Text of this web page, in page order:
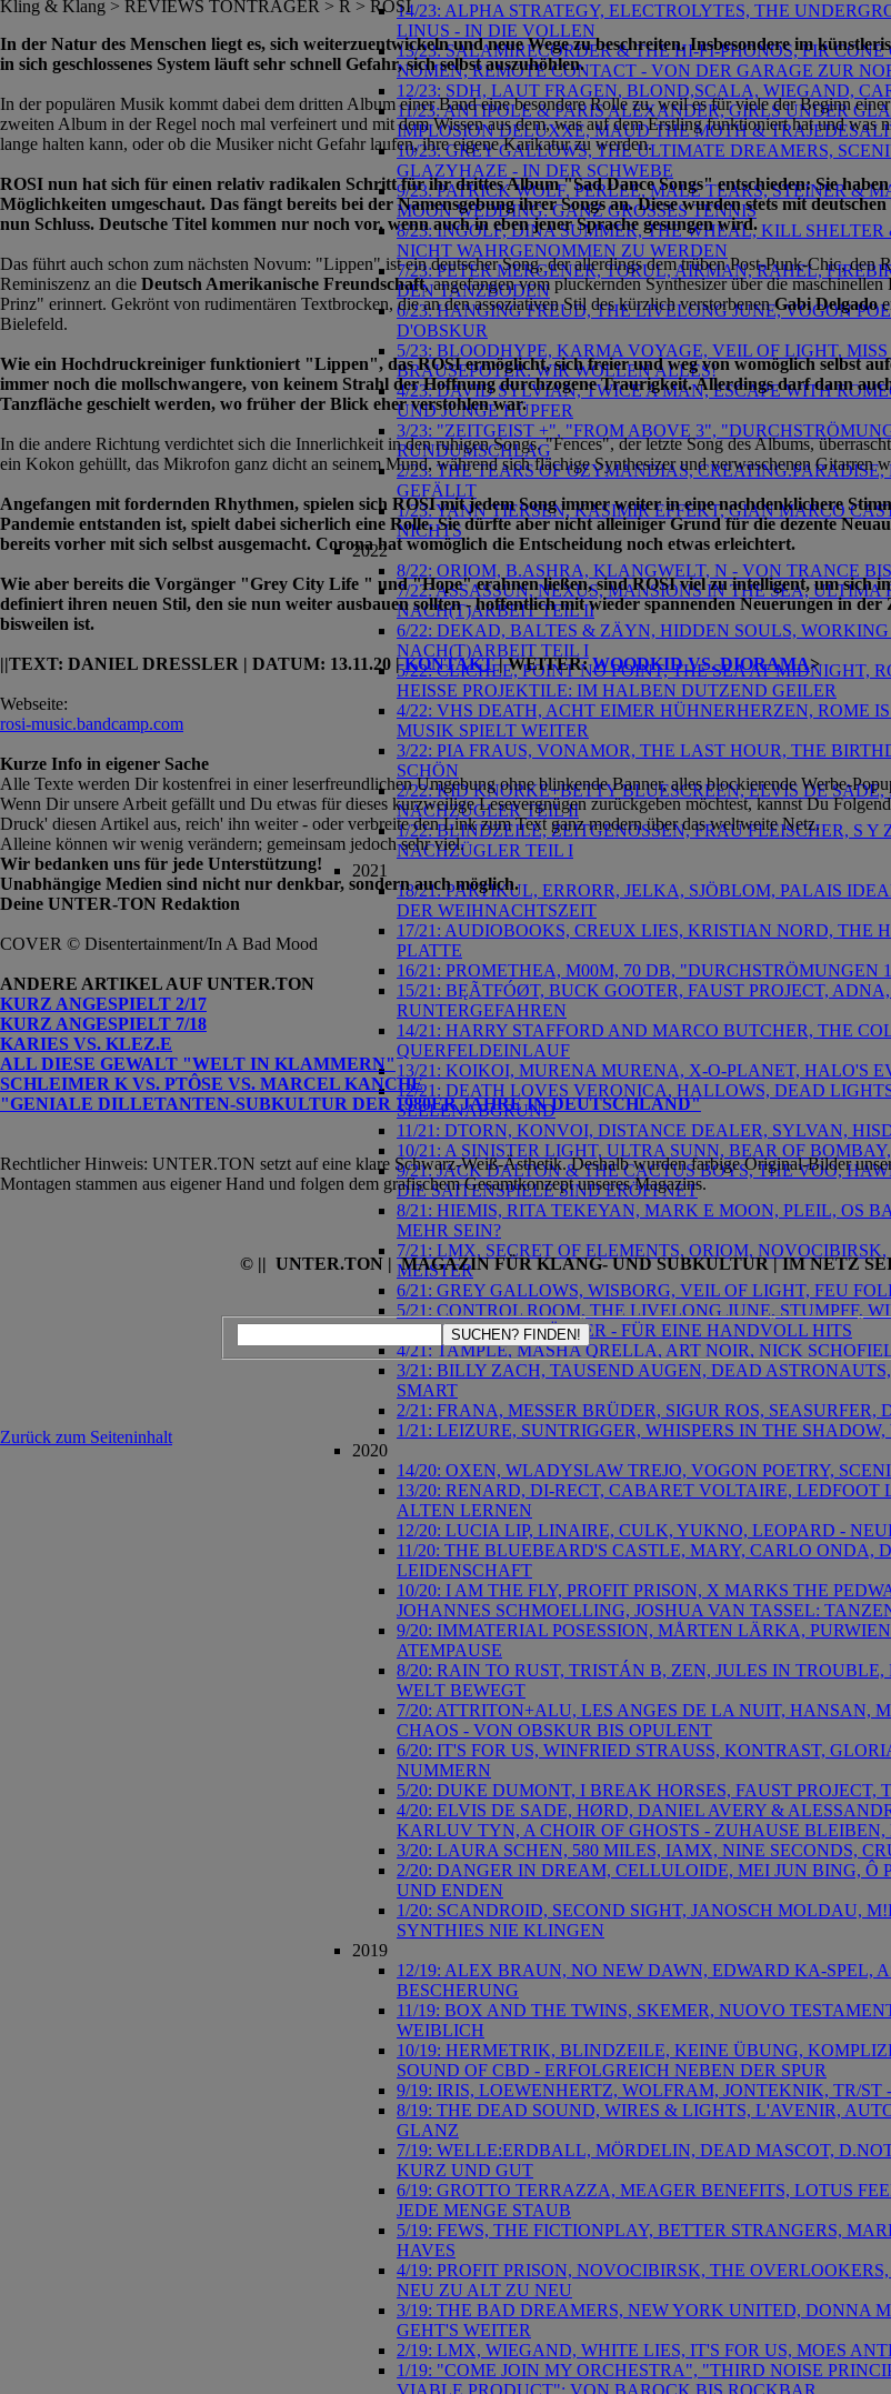
14/23: ALPHA STRATEGY, ELECTROLYTES, THE
LINUS - IN DIE VOLLEN
13/23: SALAMIRECORDER & THE HI-FI-PHONOS, FIR
NOMEN, REMOTE CONTACT - VON DER GARAGE ZUR
12/23: SDH, LAUT FRAGEN, BLOND,SCALA, WIEGAND,
11/23: ANTIPOLE & PARIS ALEXANDER, GIRLS UNDER
IMPLOSION DELUXXE, MAUD THE MOTH &
10/23: GREY GALLOWS, THE ULTIMATE DREAMERS,
GLAZYHAZE - IN DER SCHWEBE
9/23: PATRICK WOLF, PERLEE, MALE TEARS, STEINER &
MOON WEDDING: GANZ GROSSES TENNIS
8/23: INGOLF, DINA SUMMER, THE WHEAL, KILL
NICHT WAHRGENOMMEN ZU WERDEN
7/23: PETER MERGENER, TORUL, AIRMAN, RAHEL,
DEN TANZBODEN
6/23: HANGING FREUD, THE LIVELONG JUNE, VOGON
D'OBSKUR
5/23: BLOODHYPE, KARMA VOYAGE, VEIL OF LIGHT,
BRAUSEPÖTER: WIR WOLLEN ALLES!
4/23: DAVID SYLVIAN, TWICE A MAN, ESCAPE WITH
UND JUNGE HÜPFER
3/23: "ZEITGEIST +", "FROM ABOVE 3",
RUNDUMSCHLAG
2/23: THE TEARS OF OZYMANDIAS,
GEFÄLLT
1/23: YANN TIERSEN, KASIMIR EFFEKT, GIAN MARCO
NICHTS
2022
8/22: ORIOM, B.ASHRA, KLANGWELT, N - VON TRANCE
7/22: ASSASSUN, NEXUS, MANSIONS IN THE SEA,
NACH(T)ARBEIT TEIL II
6/22: DEKAD, BALTES & ZÄYN, HIDDEN SOULS,
NACH(T)ARBEIT TEIL I
5/22: CLICHEE, POINT NO POINT, THE SEA AT MIDNIGHT,
HEISSE PROJEKTILE: IM HALBEN DUTZEND GEILER
4/22: VHS DEATH, ACHT EIMER HÜHNERHERZEN, ROME
MUSIK SPIELT WEITER
3/22: PIA FRAUS, VONAMOR, THE LAST HOUR, THE
SCHÖN
2/22: KID KNORKE+BETTY BLUESCREEN, ELVIS DE
NACHZÜGLER TEIL II
1/22: BLINDZEILE, ZEITGENOSSEN, FRAU FLEISCHER, S
NACHZÜGLER TEIL I
2021
18/21: PARTIKUL, ERRORR, JELKA, SJÖBLOM, PALAIS
DER WEIHNACHTSZEIT
17/21: AUDIOBOOKS, CREUX LIES, KRISTIAN NORD, THE
PLATTE
16/21: PROMETHEA, M00M, 70 DB,
15/21: BĘÃTFÓØT, BUCK GOOTER, FAUST PROJECT,
RUNTERGEFAHREN
14/21: HARRY STAFFORD AND MARCO BUTCHER, THE
QUERFELDEINLAUF
13/21: KOIKOI, MURENA MURENA, X-O-PLANET, HALO'S
12/21: DEATH LOVES VERONICA, HALLOWS, DEAD
SEELENABGRUND
11/21: DTORN, KONVOI, DISTANCE DEALER, SYLVAN,
10/21: A SINISTER LIGHT, ULTRA SUNN, BEAR OF
9/21: JACK DALTON & THE CACTUS BOYS, THE VOO,
DIE SAITENSPIELE SIND ERÖFFNET
8/21: HIEMIS, RITA TEKEYAN, MARK E MOON, PLEIL, OS
MEHR SEIN?
7/21: LMX, SECRET OF ELEMENTS, ORIOM,
MEISTER
6/21: GREY GALLOWS, WISBORG, VEIL OF LIGHT, FEU
5/21: CONTROL ROOM, THE LIVELONG JUNE, STUMPFF,
SANDEN, JUNGSTÖTTER - FÜR EINE HANDVOLL HITS
4/21: TAMPLE, MASHA QRELLA, ART NOIR, NICK
3/21: BILLY ZACH, TAUSEND AUGEN, DEAD
SMART
2/21: FRANA, MESSER BRÜDER, SIGUR ROS,
1/21: LEIZURE, SUNTRIGGER, WHISPERS IN THE
2020
14/20: OXEN, WLADYSLAW TREJO, VOGON POETRY,
13/20: RENARD, DI-RECT, CABARET VOLTAIRE,
ALTEN LERNEN
12/20: LUCIA LIP, LINAIRE, CULK, YUKNO, LEOPARD -
11/20: THE BLUEBEARD'S CASTLE, MARY, CARLO ONDA,
LEIDENSCHAFT
10/20: I AM THE FLY, PROFIT PRISON, X MARKS THE
JOHANNES SCHMOELLING, JOSHUA VAN TASSEL:
9/20: IMMATERIAL POSESSION, MÅRTEN LÄRKA,
ATEMPAUSE
8/20: RAIN TO RUST, TRISTÁN B, ZEN, JULES IN
WELT BEWEGT
7/20: ATTRITON+ALU, LES ANGES DE LA NUIT, HANSAN,
CHAOS - VON OBSKUR BIS OPULENT
6/20: IT'S FOR US, WINFRIED STRAUSS, KONTRAST,
NUMMERN
5/20: DUKE DUMONT, I BREAK HORSES, FAUST
4/20: ELVIS DE SADE, HØRD, DANIEL AVERY &
KARLUV TYN, A CHOIR OF GHOSTS - ZUHAUSE
3/20: LAURA SCHEN, 580 MILES, IAMX, NINE SECONDS,
2/20: DANGER IN DREAM, CELLULOIDE, MEI JUN BING, Ô
UND ENDEN
1/20: SCANDROID, SECOND SIGHT, JANOSCH MOLDAU,
SYNTHIES NIE KLINGEN
2019
12/19: ALEX BRAUN, NO NEW DAWN, EDWARD KA-SPEL,
BESCHERUNG
11/19: BOX AND THE TWINS, SKEMER, NUOVO
WEIBLICH
10/19: HERMETRIK, BLINDZEILE, KEINE ÜBUNG,
SOUND OF CBD - ERFOLGREICH NEBEN DER SPUR
9/19: IRIS, LOEWENHERTZ, WOLFRAM, JONTEKNIK, TR/
8/19: THE DEAD SOUND, WIRES & LIGHTS, L'AVENIR,
GLANZ
7/19: WELLE:ERDBALL, MÖRDELIN, DEAD MASCOT,
KURZ UND GUT
6/19: GROTTO TERRAZZA, MEAGER BENEFITS, LOTUS
JEDE MENGE STAUB
5/19: FEWS, THE FICTIONPLAY, BETTER STRANGERS,
HAVES
4/19: PROFIT PRISON, NOVOCIBIRSK, THE
NEU ZU ALT ZU NEU
3/19: THE BAD DREAMERS, NEW YORK UNITED, DONNA
GEHT'S WEITER
2/19: LMX, WIEGAND, WHITE LIES, IT'S FOR US, MOES
1/19: "COME JOIN MY ORCHESTRA", "THIRD NOISE
VIABLE PRODUCT": VON BAROCK BIS ROCKBAR
Kling & Klang > REVIEWS TONTRÄGER > R > ROSI
In der Natur des Menschen liegt es, sich weiterzuentwickeln und neue Wege zu beschreiten. Insbesondere im
in sich geschlossenes System läuft sehr schnell Gefahr, sich selbst auszuhöhlen.
In der populären Musik kommt dabei dem dritten Album einer Band eine besondere Rolle zu, weil es für viele der Beginn
zweiten Album in der Regel noch mal verfeinert und mit dem Wissen aus dem, was auf dem Erstling funktioniert hat und
lange halten kann, oder ob die Musiker nicht Gefahr laufen, ihre eigene Karikatur zu werden.
ROSI nun hat sich für einen relativ radikalen Schritt für ihr drittes Album "Sad Dance Songs" entschieden: Sie
Möglichkeiten umgeschaut. Das fängt bereits bei der Namensgebung ihrer Songs an. Diese wurden stets mit
nun Schluss. Deutsche Titel kommen nur noch vor, wenn auch in eben jener Sprache gesungen wird.
Das führt auch schon zum nächsten Novum: "Lippen" ist ein deutscher Song, der allerdings dem trüben Post-Punk-Chic, den
Reminiszenz an die Deutsch Amerikanische Freundschaft, angefangen vom pluckernden Synthesizer über die
Prinz" erinnert. Gekrönt von rudimentären Textbrocken, die an den assoziativen Stil des kürzlich verstorbenenGabi Delgado
Bielefeld.
Wie ein Hochdruckreiniger funktioniert "Lippen", das ROSI ermöglicht, sich freier und weg von womöglich selbst
immer noch die mollschwangere, von keinem Strahl der Hoffnung durchzogene Traurigkeit. Allerdings darf dann
Tanzfläche geschielt werden, wo früher der Blick eher verstohlen war.
In die andere Richtung verdichtet sich die Innerlichkeit in den ruhigen Songs. "Fences", der letzte Song des Albums,
ein Kokon gehüllt, das Mikrofon ganz dicht an seinem Mund, während sich flächige Synthesizer und verwaschenen Gitarren
Angefangen mit fordernden Rhythmen, spielen sich ROSI mit jedem Song immer weiter in eine nachdenklichere
Pandemie entstanden ist, spielt dabei sicherlich eine Rolle. Sie dürfte aber nicht alleiniger Grund für die dezente
bereits vorher mit sich selbst ausgemacht. Corona hat womöglich die Entscheidung noch etwas erleichtert.
Wie aber bereits die Vorgänger "Grey City Life " und "Hope" erahnen ließen, sind ROSI viel zu intelligent, um sich
definiert ihren neuen Stil, den sie nun weiter ausbauen sollten - hoffentlich mit wieder spannenden Neuerungen in
bisweilen ist.
||TEXT: DANIEL DRESSLER | DATUM: 13.11.20 |KONTAKT| WEITER:WOODKID VS. DIORAMA>
Webseite:
rosi-music.bandcamp.com
Kurze Info in eigener Sache
Alle Texte werden Dir kostenfrei in einer leserfreundlichen Umgebung ohne blinkende Banner, alles blockierende Werbe-
Wenn Dir unsere Arbeit gefällt und Du etwas für dieses kurzweilige Lesevergnügen zurückgeben möchtest, kannst Du
Druck' diesen Artikel aus, reich' ihn weiter - oder verbreite den Link zum Text ganz modern über das weltweite Netz.
Alleine können wir wenig verändern; gemeinsam jedoch sehr viel.
Wir bedanken uns für jede Unterstützung!
Unabhängige Medien sind nicht nur denkbar, sondern auch möglich.
Deine UNTER-TON Redaktion
COVER © Disentertainment/In A Bad Mood
ANDERE ARTIKEL AUF UNTER.TON
KURZ ANGESPIELT 2/17
KURZ ANGESPIELT 7/18
KARIES VS. KLEZ.E
ALL DIESE GEWALT "WELT IN KLAMMERN"
SCHLEIMER K VS. PTÔSE VS. MARCEL KANCHE
"GENIALE DILLETANTEN-SUBKULTUR DER 1980ER JAHRE IN DEUTSCHLAND"
Rechtlicher Hinweis: UNTER.TON setzt auf eine klare Schwarz-Weiß-Ästhetik. Deshalb wurden farbige Original-Bilder
Montagen stammen aus eigener Hand und folgen dem grafischem Gesamtkonzept unseres Magazins.
© || UNTER.TON | MAGAZIN FÜR KLANG- UND SUBKULTUR | IM NETZ
SUCHEN? FINDEN!
Zurück zum Seiteninhalt